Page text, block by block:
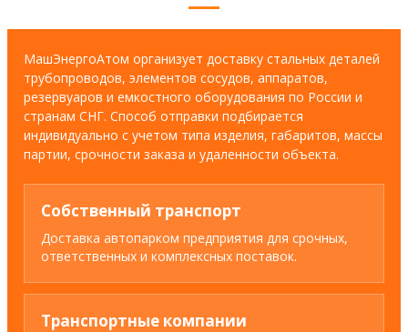
МашЭнергоАтом организует доставку стальных деталей
трубопроводов, элементов сосудов, аппаратов,
резервуаров и емкостного оборудования по России и
странам СНГ. Способ отправки подбирается
индивидуально с учетом типа изделия, габаритов, массы
партии, срочности заказа и удаленности объекта.
Собственный транспорт
Доставка автопарком предприятия для срочных,
ответственных и комплексных поставок.
Транспортные компании